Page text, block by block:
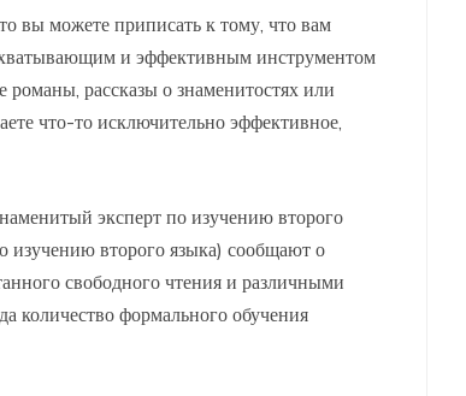
вы можете приписать к тому, что вам
и эффективным инструментом
рассказы о знаменитостях или
что-то исключительно эффективное,
эксперт по изучению второго
изучению второго языка) сообщают о
свободного чтения и различными
количество формального обучения